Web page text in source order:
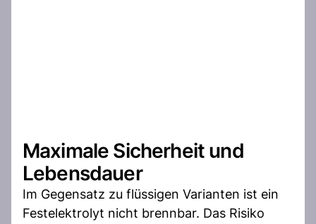
Maximale Sicherheit und
Lebensdauer
Im Gegensatz zu flüssigen Varianten ist ein
Festelektrolyt nicht brennbar. Das Risiko